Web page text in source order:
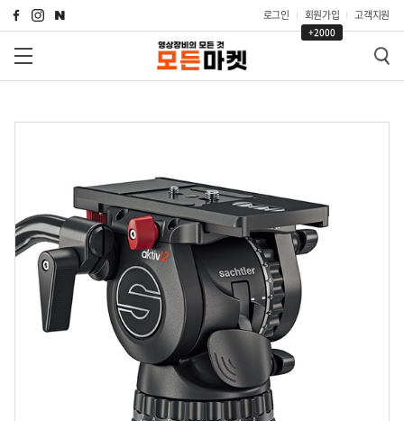
로그인 회원가입
+2000
고객지원